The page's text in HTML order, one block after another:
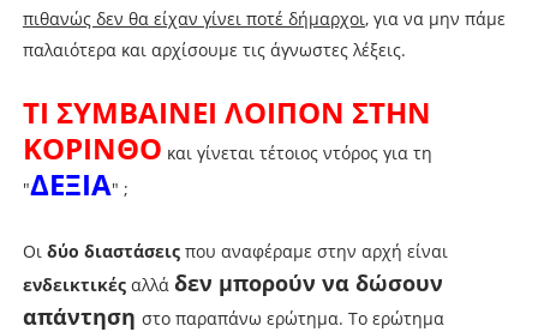
πιθανώς δεν θα είχαν γίνει ποτέ δήμαρχοι, για να μην πάμε
παλαιότερα και αρχίσουμε τις άγνωστες λέξεις.
ΤΙ ΣΥΜΒΑΙΝΕΙ ΛΟΙΠΟΝ ΣΤΗΝ
ΚΟΡΙΝΘΟ και γίνεται τέτοιος ντόρος για τη
"ΔΕΞΙΑ" ;
Οιδύο διαστάσεις που αναφέραμε στην αρχή είναι
ενδεικτικές αλλά δεν μπορούν να δώσουν
απάντηση στο παραπάνω ερώτημα. Το ερώτημα